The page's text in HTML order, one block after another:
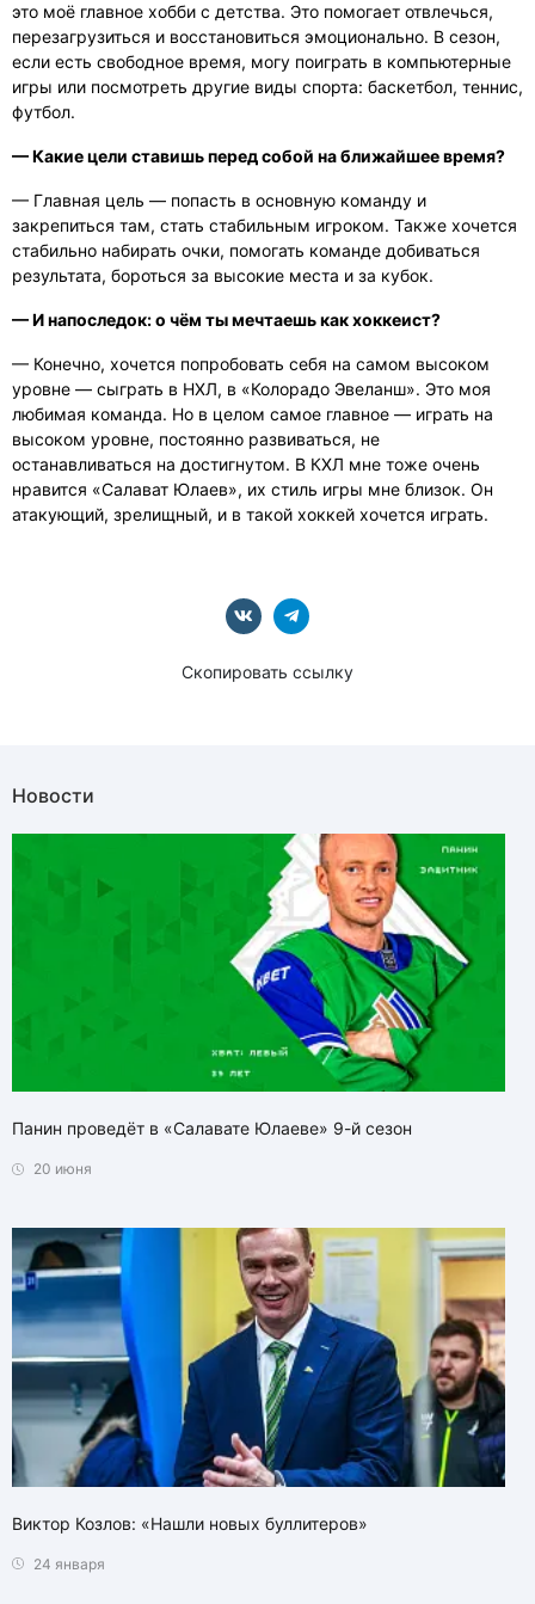
это моё главное хобби с детства. Это помогает отвлечься,
перезагрузиться и восстановиться эмоционально. В сезон,
если есть свободное время, могу поиграть в компьютерные
игры или посмотреть другие виды спорта: баскетбол, теннис,
футбол.
— Какие цели ставишь перед собой на ближайшее время?
— Главная цель — попасть в основную команду и
закрепиться там, стать стабильным игроком. Также хочется
стабильно набирать очки, помогать команде добиваться
результата, бороться за высокие места и за кубок.
— И напоследок: о чём ты мечтаешь как хоккеист?
— Конечно, хочется попробовать себя на самом высоком
уровне — сыграть в НХЛ, в «Колорадо Эвеланш». Это моя
любимая команда. Но в целом самое главное — играть на
высоком уровне, постоянно развиваться, не
останавливаться на достигнутом. В КХЛ мне тоже очень
нравится «Салават Юлаев», их стиль игры мне близок. Он
атакующий, зрелищный, и в такой хоккей хочется играть.
Скопировать ссылку
Новости
Панин проведёт в «Салавате Юлаеве» 9-й сезон
20 июня
Виктор Козлов: «Нашли новых буллитеров»
24 января